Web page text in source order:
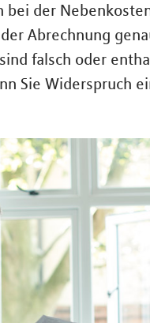
der
Abrechnung
falsch oder
Sie Widerspruch